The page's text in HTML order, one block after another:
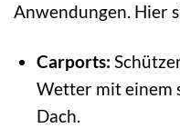
Anwendungen. Hier
Carports:
Wetter mit einem
Dach.